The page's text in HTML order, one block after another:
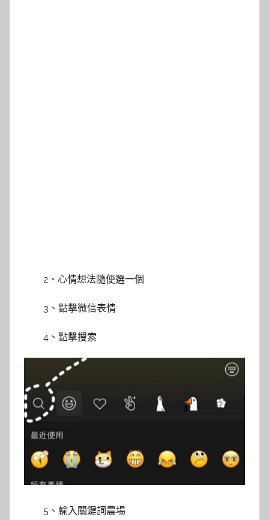
2、心情想法隨便選一個
3、點擊微信表情
4、點擊搜索
5、輸入關鍵詞農場